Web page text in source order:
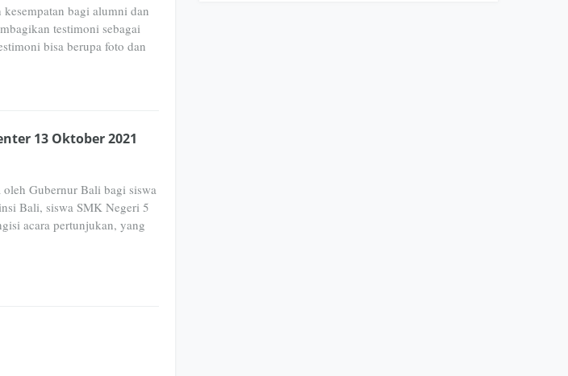
bagi alumni dan
testimoni sebagai
bisa berupa foto dan
13 Oktober 2021
Gubernur Bali bagi siswa
Bali, siswa SMK Negeri 5
acara pertunjukan, yang